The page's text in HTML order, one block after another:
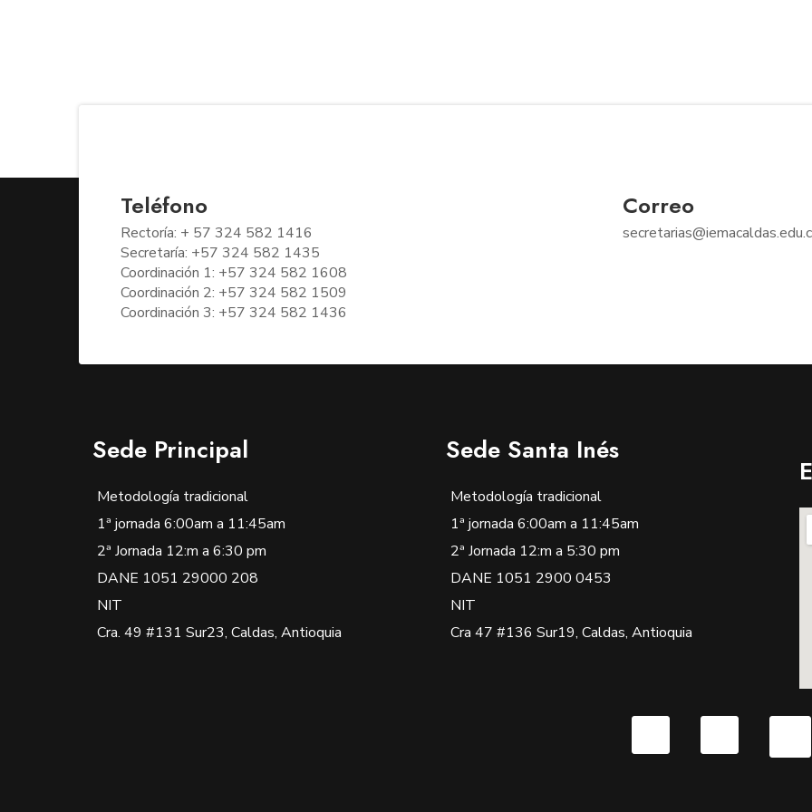
Teléfono
Rectoría: + 57 324 582 1416
Secretaría: +57 324 582 1435
Coordinación 1: +57 324 582 1608
Coordinación 2: +57 324 582 1509
Coordinación 3: +57 324 582 1436
Correo
Sede Principal
Metodología tradicional
1ª jornada 6:00am a 11:45am
2ª Jornada 12:m a 6:30 pm
DANE 1051 29000 208
NIT
Cra. 49 #131 Sur23, Caldas, Antioquia
Sede Santa Inés
Metodología tradicional
1ª jornada 6:00am a 11:45am
2ª Jornada 12:m a 5:30 pm
DANE 1051 2900 0453
NIT
Cra 47 #136 Sur19, Caldas, Antioquia